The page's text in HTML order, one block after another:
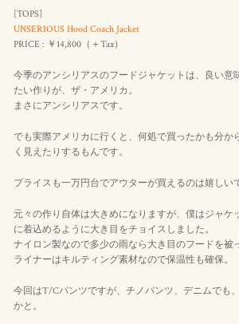
[TOPS]
UNSERIOUS Hood Coach Jacket
PRICE : ￥14,800（＋Tax）
今季のアンシリアスのフードジャケットは、良い意
たい作りが、ザ・アメリカ。
まさにアンシリアスです。
でも実際アメリカに行くと、何処で買ったかも分か
く見えたりするもんです。
プライスも一万円台でアウターが買えるのは嬉しい
元々の作り自体は大きめになりますが、僕はジャケ
に着込めるように大き目をチョイスしました。
ナイロン製なので多少の雨なら大き目のフードを被
ライナーはキルティング素材なので保温性も確保。
今回はT/Cパンツですが、チノパンツ、デニムでも
かと。